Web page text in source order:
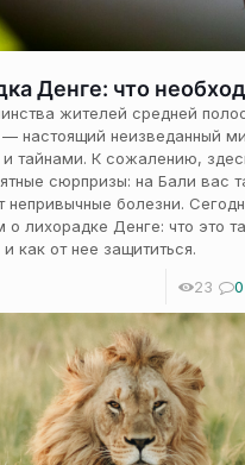
Денге: что
жителей средней
— настоящий неизведанный
и тайнами. К сожалению,
сюрпризы: на Бали вас
непривычные болезни.
лихорадке Денге: что это
и как от нее защититься.
23 0